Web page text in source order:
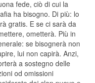
fede, ciò di cui la
ha bisogno. Di più: lo
gratis. E se ci sarà da
ometterà. Più in
se bisognerà non
lui non capirà. Anzi,
a sostegno delle
od omissioni